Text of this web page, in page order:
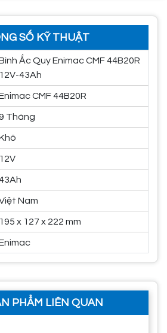
SỐ KỸ THUẬT
Ắc Quy Enimac CMF 44B20R
12V-43Ah
CMF 44B20R
Tháng
12V
Nam
195 x 127 x 222 mm
PHẨM LIÊN QUAN